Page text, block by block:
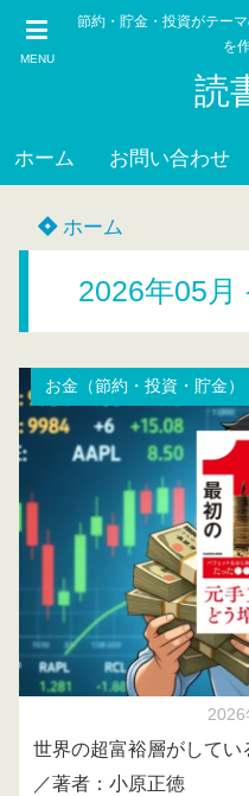
MENU
節約・貯金・投資がテー
を
読
ホーム お問い合わせ
ホーム
2026年05月
お金（節約・投資・貯金）
2026
世界の超富裕層がして
／著者：小原正徳